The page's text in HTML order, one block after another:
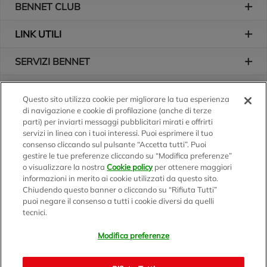
BENNET CLUB
LINK UTILI
SERVIZI BENNET
Logo Bennet
Seguici sui nostri canali
Scarica l'app
Sede Amministrativa e Commerciale: Via Enzo Ratti, 2 - 22070
Questo sito utilizza cookie per migliorare la tua esperienza
di navigazione e cookie di profilazione (anche di terze
parti) per inviarti messaggi pubblicitari mirati e offrirti
servizi in linea con i tuoi interessi. Puoi esprimere il tuo
consenso cliccando sul pulsante “Accetta tutti”. Puoi
gestire le tue preferenze cliccando su “Modifica preferenze”
o visualizzare la nostraCookie policyper ottenere maggiori
informazioni in merito ai cookie utilizzati da questo sito.
Chiudendo questo banner o cliccando su “Rifiuta Tutti”
puoi negare il consenso a tutti i cookie diversi da quelli
tecnici.
Modifica preferenze